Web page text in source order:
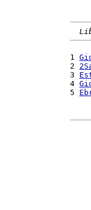
1
2
3
4
5